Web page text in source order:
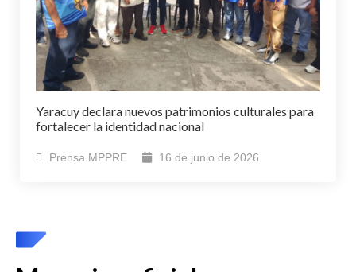
Yaracuy declara nuevos patrimonios culturales para
fortalecer la identidad nacional
Prensa MPPRE 16 de junio de 2026